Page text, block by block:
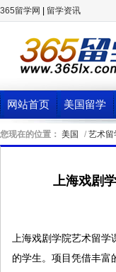
365留学网 留学资讯
网站首页 美国留学
您现在的位置： 美国 / 艺术留
上海戏剧
上海戏剧学院艺术留学
的学生。项目凭借丰富